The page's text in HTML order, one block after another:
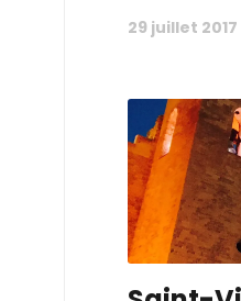
29 juillet 2017